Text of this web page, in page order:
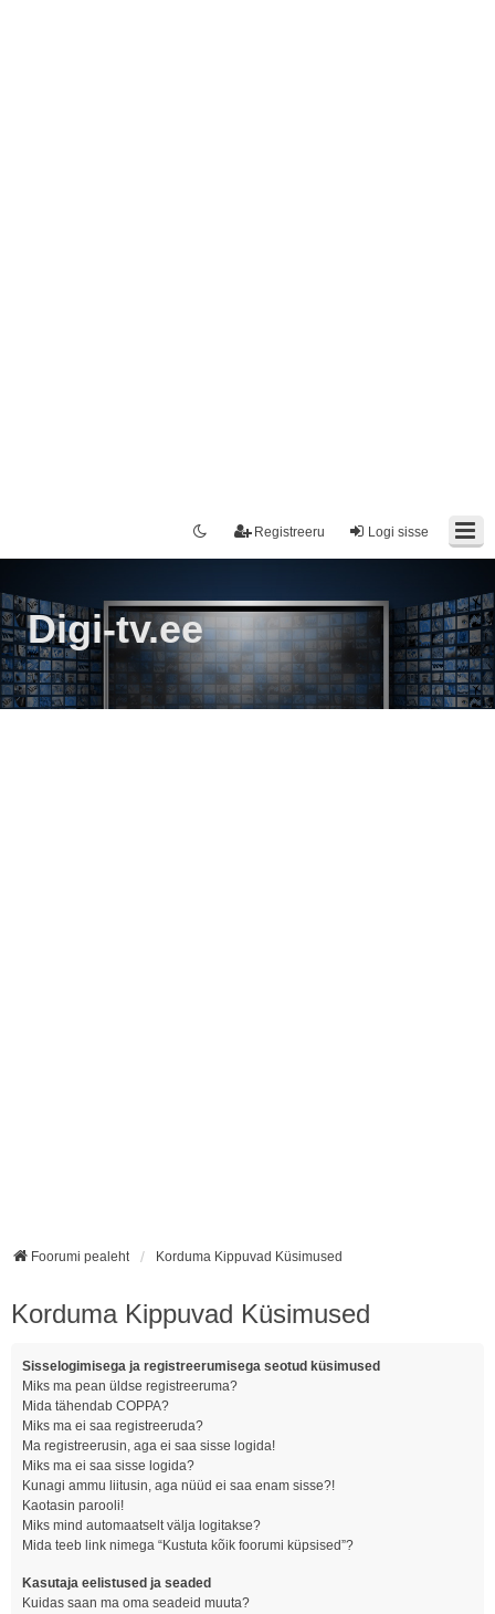
Logi sisse
Registreeru
Digi-tv.ee
Foorumi pealeht Korduma Kippuvad Küsimused
Korduma Kippuvad Küsimused
Sisselogimisega ja registreerumisega seotud küsimused
Miks ma pean üldse registreeruma?
Mida tähendab COPPA?
Miks ma ei saa registreeruda?
Ma registreerusin, aga ei saa sisse logida!
Miks ma ei saa sisse logida?
Kunagi ammu liitusin, aga nüüd ei saa enam sisse?!
Kaotasin parooli!
Miks mind automaatselt välja logitakse?
Mida teeb link nimega “Kustuta kõik foorumi küpsised”?
Kasutaja eelistused ja seaded
Kuidas saan ma oma seadeid muuta?